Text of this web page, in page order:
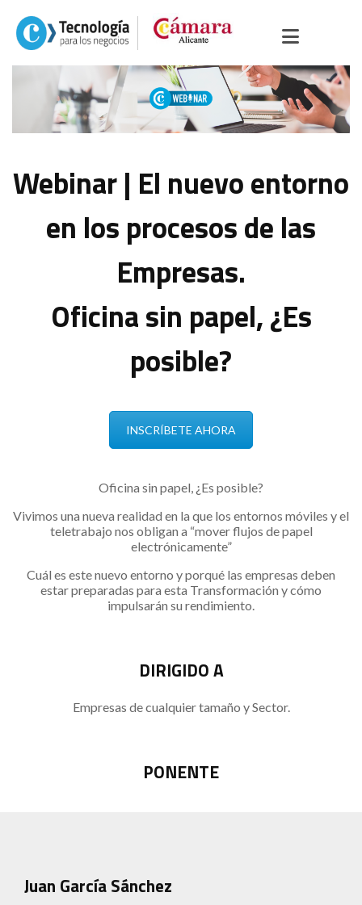
Webinar | El nuevo entorno
en los procesos de las
Empresas.
Oficina sin papel, ¿Es
posible?
INSCRÍBETE AHORA
Oficina sin papel, ¿Es posible?
Vivimos una nueva realidad en la que los entornos móviles y el
teletrabajo nos obligan a “mover flujos de papel
electrónicamente”
Cuál es este nuevo entorno y porqué las empresas deben
estar preparadas para esta Transformación y cómo
impulsarán su rendimiento.
DIRIGIDO A
Empresas de cualquier tamaño y Sector.
PONENTE
Juan García Sánchez